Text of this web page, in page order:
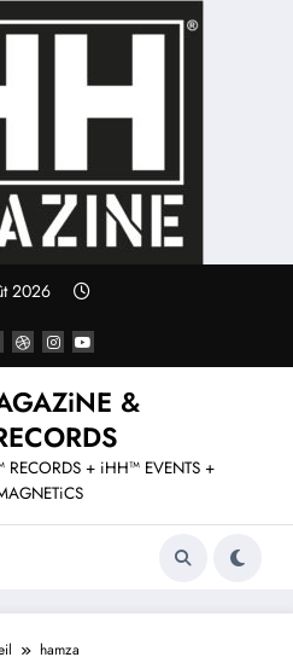
2026
&
+ iHH™ EVENTS +
hamza